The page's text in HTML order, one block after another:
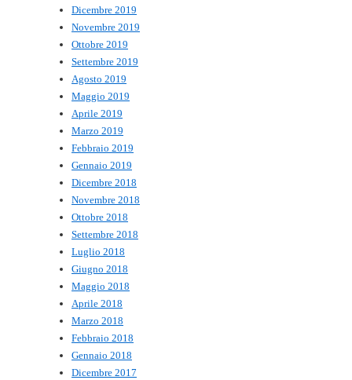
Dicembre 2019
Novembre 2019
Ottobre 2019
Settembre 2019
Agosto 2019
Maggio 2019
Aprile 2019
Marzo 2019
Febbraio 2019
Gennaio 2019
Dicembre 2018
Novembre 2018
Ottobre 2018
Settembre 2018
Luglio 2018
Giugno 2018
Maggio 2018
Aprile 2018
Marzo 2018
Febbraio 2018
Gennaio 2018
Dicembre 2017